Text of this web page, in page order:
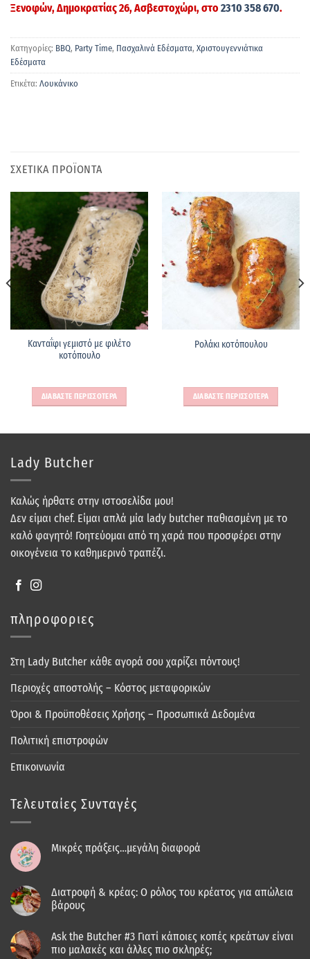
Ξενοφών, Δημοκρατίας 26, Ασβεστοχώρι, στο 2310 358 670.
Κατηγορίες: BBQ, Party Time, Πασχαλινά Εδέσματα, Χριστουγεννιάτικα
Εδέσματα
Ετικέτα: Λουκάνικο
ΣΧΕΤΙΚΑ ΠΡΟΪΟΝΤΑ
Κανταΐφι γεμιστό με φιλέτο
κοτόπουλο
ΔΙΑΒΑΣΤΕ ΠΕΡΙΣΣΟΤΕΡΑ
Ρολάκι κοτόπουλου
ΔΙΑΒΑΣΤΕ ΠΕΡΙΣΣΟΤΕΡΑ
Lady Butcher
Καλώς ήρθατε στην ιστοσελίδα μου!
Δεν είμαι chef. Είμαι απλά μία lady butcher παθιασμένη με το
καλό φαγητό! Γοητεύομαι από τη χαρά που προσφέρει στην
οικογένεια το καθημερινό τραπέζι.
πληροφοριες
Στη Lady Butcher κάθε αγορά σου χαρίζει πόντους!
Περιοχές αποστολής – Κόστος μεταφορικών
Όροι & Προϋποθέσεις Χρήσης – Προσωπικά Δεδομένα
Πολιτική επιστροφών
Επικοινωνία
Τελευταίες Συνταγές
Μικρές πράξεις…μεγάλη διαφορά
Διατροφή & κρέας: Ο ρόλος του κρέατος για απώλεια
βάρους
Ask the Butcher #3 Γιατί κάποιες κοπές κρεάτων είναι
πιο μαλακές και άλλες πιο σκληρές;